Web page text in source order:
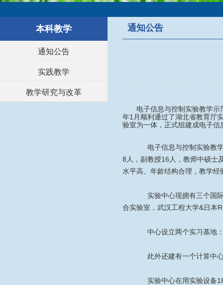
本科教学
通知公告
实践教学
教学研究与改革
通知公告
电子信息与控制实验教学
年1月顺利通过了湖北省教育厅
验室为一体，正式组建成电子
电子信息与控制实验教学
8人，副教授16人，教师中硕士
水平高、年龄结构合理，教学
实验中心现拥有三个国际
合实验室，武汉工程大学&日本
中心设立两个实习基地
此外还建有一个计算中心
实验中心在用实验设备